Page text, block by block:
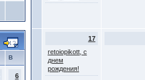
В
6
17
retoiopikott, с
днем
рождения!